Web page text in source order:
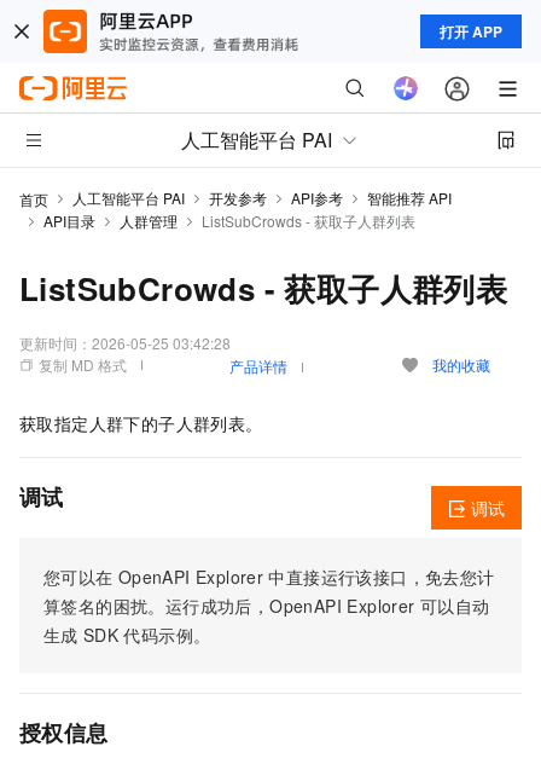
打开 APP
人工智能平台 PAI
首页 人工智能平台 PAI 开发参考 API参考
智能推荐 API
API目录
人群管理 ListSubCrowds - 获取子人群列表
ListSubCrowds - 获取子人群列表
更新时间： 2026-05-25 03:42:28
复制 MD 格式
产品详情 我的收藏
获取指定人群下的子人群列表。
调试
您可以在 OpenAPI Explorer 中直接运行该接口，免去您计
算签名的困扰。运行成功后，OpenAPI Explorer 可以自动
生成 SDK 代码示例。
调试
授权信息